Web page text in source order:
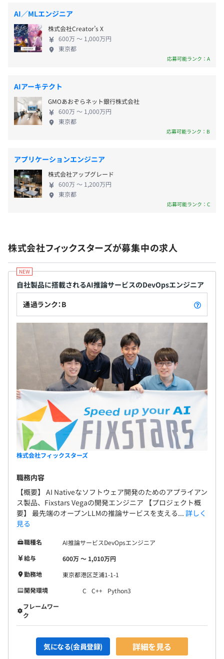
おります。
【その他、資格取得補助について】
・PhDやMBAなどの全額補助
学会やプログラミングコンテストの参加は出社扱い
必要な書籍購入は全額会社負担
・英語力向上
オンライン英会話の補助
相談の上、ご希望のマシンを支給いたします。
■千葉大学大学院／薬学博士、前職では理化学研究所の研
究員。
競技プログラミング(TopCoderなど)に積極的に参加。
ICFPC参加のために社内で有志を募り数人で合宿をおこな
ったり、プログラミングコンテストを主催している。
ビッグデータ・機械学習アルゴリズム開発を専門とし、巨
大な情報を扱う処理をGPGPUなどの並列化技術を利用し
て高速化している。競技プログラミングにも積極的に参加
し、そこで得た知見を開発現場で生かしている。
【ディレクター】
■東京大学大学院 理学系研究科 天文学専攻
OpenCLやCUDAを用いた高速化をおこなっている。
入社時期が異なる方とも気兼ねなく議論したり、雑談した
りできる自由な雰囲気が好き。
【事業部長】
■韓国世宗大学 電算科学科卒。
大学卒業後渡日し、2005年より約5年間、日本の大手メー
カ向けの制御機器、医療機器、ネットワーク監視システム
組込プロジェクトを担当。
5名～10名で開発をおこなうことが多いです。
19:00)
専門業務型裁量労働制（1日9時間）
休憩時間：60分※昼食時間は業務の都合により各々の自
主性に任せています
・完全週休2日制(土・日・祝日)
・夏季休暇
諸手当：
・通勤手当：上限6万円/月
・社外常駐手当：4万円/月
・社員旅行の旅費・滞在費
各種制度：
・社員持株会制度：持株会奨励金として拠出金額の100％
を補助
・社外活動費補助：社外セミナー、勉強会、プログラミン
グコンテスト、国際学会等の参加費用補助
・語学研修補助：オンライン英会話または日本語レッスン
費用の半分を補助
・ビジネススキルアップサポート：MBAやPhDの取得希
望者に学費等のサポート
・資格取得補助：業務に関連のある資格に対し、合格奨励
金の支給や受験料を補助
・産業医によるメンタルヘルスサポート
・ドリンク補助
・書籍購入補助
・キーボードなどの備品購入補助
昇格昇給年2回
試用期間3ヶ月
チマークで世界一の技術者といったコンピュータサ
イエンスに精通するエンジニアの他にも、天文学や
流体力学など、様々な学問領域を専攻しているバッ
クグラウンドの異なるエンジニアが切磋琢磨するユ
ニークな組織です。 ■AI/IoT社会を支える技術を仕
ァクトリー、スマートシティなど様々な業界の顧客
と関わり、画像処理/信号処理/リアルタイム制御/人
工知能などあらゆるソフトウェア開発の経験を積む
ことができます。また、SoC/組み込み/PC/大規模ク
ラスタなどあらゆるプラットフォーム、
る機会があります。 本格的なAI/IoT社会の到来とと
もにデータ量は爆発的に増加していきます。それらを
限られた時間内に限られたコンピュータ資源で効率
的に処理するための技術を習得することができます。
あらゆるソフトウェアを様々な技術で高速化して参
りました。「高速化」の領域に特化することで圧倒
的な競争力を構築し、独立行政法人や、大手電機メ
ーカ、医療・車載等の産業機器メーカ、大手金融機
関から、他では受けられないようなR&D部門の開発
プロジェクトや、競争力の源泉となるコア領域のソ
フトウェア開発を支援しています。
AI／MLエンジニア
株式会社Creator’s X
600万 〜 1,000万円
東京都
応募可能ランク：A
AIアーキテクト
GMOあおぞらネット銀行株式会社
600万 〜 1,000万円
東京都
応募可能ランク：B
アプリケーションエンジニア
株式会社アップグレード
600万 〜 1,200万円
東京都
応募可能ランク：C
株式会社フィックスターズが募集中の求人
自社製品に搭載されるAI推論サービスのDevOpsエンジニア
通過ランク：B
株式会社フィックスターズ
職務内容
【概要】 AI Nativeなソフトウェア開発のためのアプライアン
ス製品、Fixstars Vegaの開発エンジニア 【プロジェクト概
要】 最先端のオープンLLMの推論サービスを支える... 詳しく
見る
職種名
AI推論サービスDevOpsエンジニア
給与
600万 〜 1,010万円
勤務地
東京都港区芝浦1-1-1
開発環境
C C++
Python3
フレームワー
ク
気になる(会員登録) 詳細を見る